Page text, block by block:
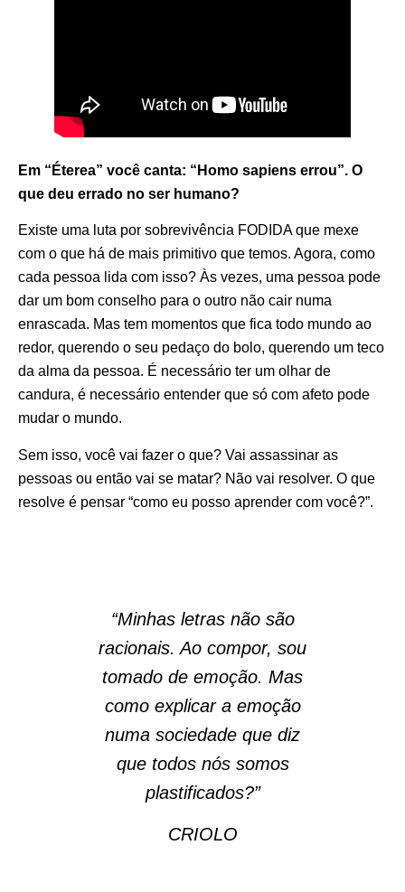
Em “Éterea” você canta: “Homo sapiens errou”. O
que deu errado no ser humano?
Existe uma luta por sobrevivência FODIDA que mexe
com o que há de mais primitivo que temos. Agora, como
cada pessoa lida com isso? Às vezes, uma pessoa pode
dar um bom conselho para o outro não cair numa
enrascada. Mas tem momentos que fica todo mundo ao
redor, querendo o seu pedaço do bolo, querendo um teco
da alma da pessoa. É necessário ter um olhar de
candura, é necessário entender que só com afeto pode
mudar o mundo.
Sem isso, você vai fazer o que? Vai assassinar as
pessoas ou então vai se matar? Não vai resolver. O que
resolve é pensar “como eu posso aprender com você?”.
“Minhas letras não são
racionais. Ao compor, sou
tomado de emoção. Mas
como explicar a emoção
numa sociedade que diz
que todos nós somos
plastificados?”
CRIOLO